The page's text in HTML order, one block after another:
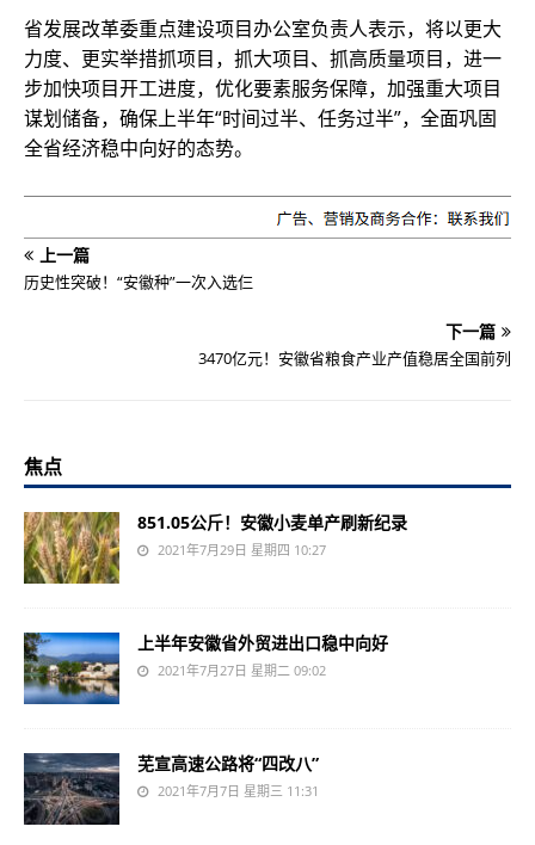
省发展改革委重点建设项目办公室负责人表示，将以更大
力度、更实举措抓项目，抓大项目、抓高质量项目，进一
步加快项目开工进度，优化要素服务保障，加强重大项目
谋划储备，确保上半年“时间过半、任务过半”，全面巩固
全省经济稳中向好的态势。
上一篇
历史性突破！“安徽种”一次入选仨
下一篇
3470亿元！安徽省粮食产业产值稳居全国前列
焦点
851.05公斤！安徽小麦单产刷新纪录
2021年7月29日 星期四 10:27
上半年安徽省外贸进出口稳中向好
2021年7月27日 星期二 09:02
芜宣高速公路将“四改八”
2021年7月7日 星期三 11:31